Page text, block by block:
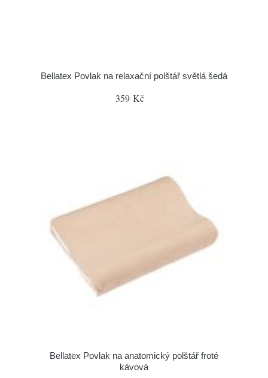
Bellatex Povlak na relaxační polštář světlá šedá
359 Kč
Bellatex Povlak na anatomický polštář froté
kávová